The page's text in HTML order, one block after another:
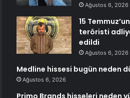
Ağustos 6, 2026
15
teröristi
edildi
Ağustos 6, 2026
Medline hissesi bugün neden
Ağustos 6, 2026
Primo Brands hisseleri neden